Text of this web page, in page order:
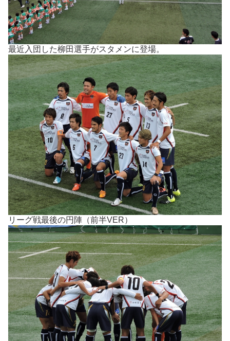
最近入団した柳田選手がスタメンに登場。
リーグ戦最後の円陣（前半VER）